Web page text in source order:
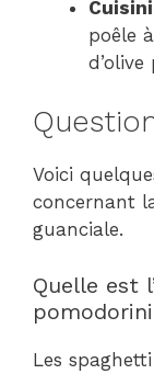
poêle
Voici
concernant
guanciale.
Quelle est
Les